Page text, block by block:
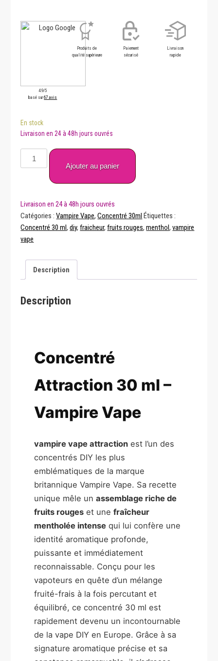
4.9/5
basé sur67 avis
Produits de
qualité supérieure
Paiement
sécurisé
Livraison
rapide
En stock
quantité
de
Concentré
30
ml
–
Vampire
Ajouter au panier
Catégories :Vampire Vape,Concentré 30ml Étiquettes :
Concentré 30 ml,diy,fraicheur,fruits rouges,menthol,vampire
vape
Description
Description
Concentré
Attraction 30 ml –
Vampire Vape
vampire vape attraction est l’un des
concentrés DIY les plus
emblématiques de la marque
britannique Vampire Vape. Sa recette
unique mêle unassemblage riche de
fruits rouges et unefraîcheur
mentholée intense qui lui confère une
identité aromatique profonde,
puissante et immédiatement
reconnaissable. Conçu pour les
vapoteurs en quête d’un mélange
fruité-frais à la fois percutant et
équilibré, ce concentré 30 ml est
rapidement devenu un incontournable
de la vape DIY en Europe. Grâce à sa
signature aromatique précise et sa